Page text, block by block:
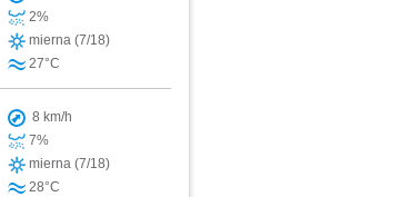
2%
mierna (7/18)
27°C
8 km/h
7%
mierna (7/18)
28°C